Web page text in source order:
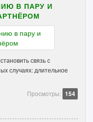
В ПАРУ И
связь с
случаях: длительное
Просмотры: 154